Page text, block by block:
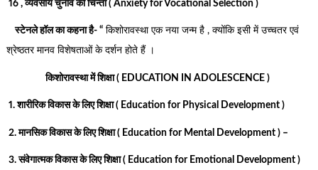
16 , व्यवसाय चुनाव की चिन्ता ( Anxiety for Vocational Selection )
स्टेनले हॉल का कहना है- “किशोरावस्था एक नया जन्म है , क्योंकि इसी में उच्चतर एवं
श्रेष्ठतर मानव विशेषताओं के दर्शन होते हैं ।
किशोरावस्था में शिक्षा ( EDUCATION IN ADOLESCENCE )
1. शारीरिक विकास के लिए शिक्षा ( Education for Physical Development )
2. मानसिक विकास के लिए शिक्षा ( Education for Mental Development ) –
3. संवेगात्मक विकास के लिए शिक्षा ( Education for Emotional Development )